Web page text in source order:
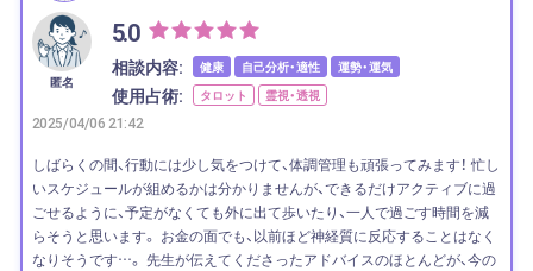
匿名
5.0
相談内容: 健康 自己分析・適性 運勢・運気
使用占術: タロット 霊視・透視
2025/04/06 21:42
しばらくの間、行動には少し気をつけて、体調管理も頑張ってみます！ 忙し
いスケジュールが組めるかは分かりませんが、できるだけアクティブに過
ごせるように、予定がなくても外に出て歩いたり、一人で過ごす時間を減
らそうと思います。 お金の面でも、以前ほど神経質に反応することはなく
なりそうです…。 先生が伝えてくださったアドバイスのほとんどが、今の